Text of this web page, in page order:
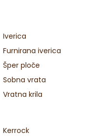
Iverica
Furnirana iverica
Šper ploče
Sobna vrata
Vratna krila
Kerrock